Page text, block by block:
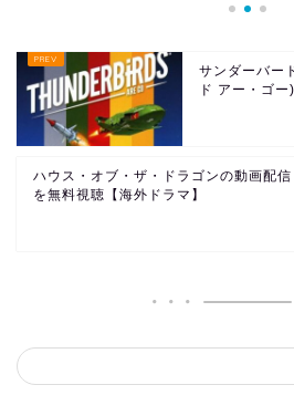
サンダーバー
ド アー・ゴ
ハウス・オブ・ザ・ドラゴンの動画配信
を無料視聴【海外ドラマ】